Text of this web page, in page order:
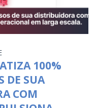
100%
DE SUA
COM